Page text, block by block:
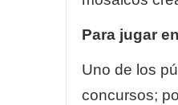
Para jugar
Uno de los
concursos;